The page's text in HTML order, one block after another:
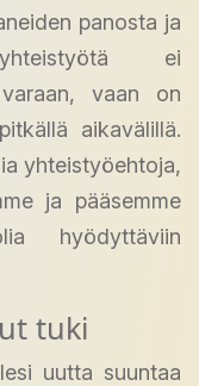
panosta ja
ei
varaan, vaan on
aikavälillä.
yhteistyöehtoja,
ja pääsemme
hyödyttäviin
tuki
uutta suuntaa